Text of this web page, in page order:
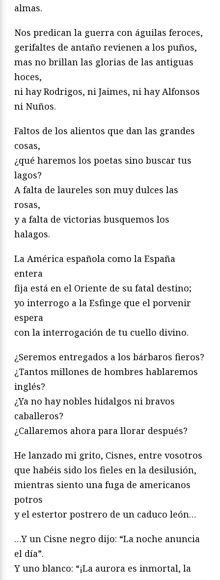
almas.
Nos predican la guerra con águilas feroces,
gerifaltes de antaño revienen a los puños,
mas no brillan las glorias de las antiguas
hoces,
ni hay Rodrigos, ni Jaimes, ni hay Alfonsos
ni Nuños.
Faltos de los alientos que dan las grandes
cosas,
¿qué haremos los poetas sino buscar tus
lagos?
A falta de laureles son muy dulces las
rosas,
y a falta de victorias busquemos los
halagos.
La América española como la España
entera
fija está en el Oriente de su fatal destino;
yo interrogo a la Esfinge que el porvenir
espera
con la interrogación de tu cuello divino.
¿Seremos entregados a los bárbaros fieros?
¿Tantos millones de hombres hablaremos
inglés?
¿Ya no hay nobles hidalgos ni bravos
caballeros?
¿Callaremos ahora para llorar después?
He lanzado mi grito, Cisnes, entre vosotros
que habéis sido los fieles en la desilusión,
mientras siento una fuga de americanos
potros
y el estertor postrero de un caduco león…
…Y un Cisne negro dijo: “La noche anuncia
el día”.
Y uno blanco: “¡La aurora es inmortal, la